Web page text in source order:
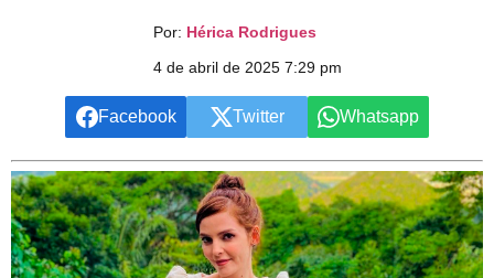
Por: Hérica Rodrigues
4 de abril de 2025 7:29 pm
Facebook Twitter Whatsapp